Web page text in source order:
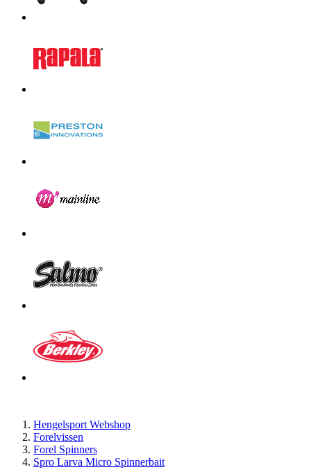
Hengelsport Webshop
Forelvissen
Forel Spinners
Spro Larva Micro Spinnerbait